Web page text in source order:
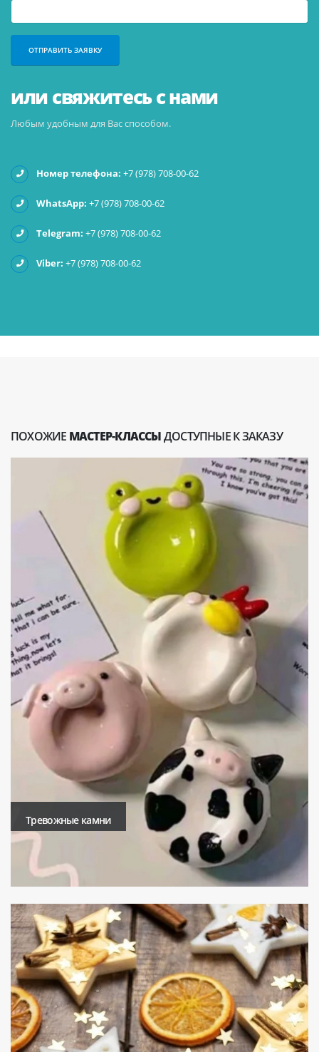
или свяжитесь с нами
Любым удобным для Вас способом.
Номер телефона: +7 (978) 708-00-62
WhatsApp: +7 (978) 708-00-62
Telegram: +7 (978) 708-00-62
Viber: +7 (978) 708-00-62
ПОХОЖИЕ МАСТЕР-КЛАССЫДОСТУПНЫЕ К ЗАКАЗУ
Тревожные камни